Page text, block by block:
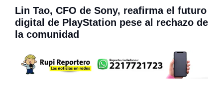
Lin Tao, CFO de Sony, reafirma el futuro
digital de PlayStation pese al rechazo de
la comunidad